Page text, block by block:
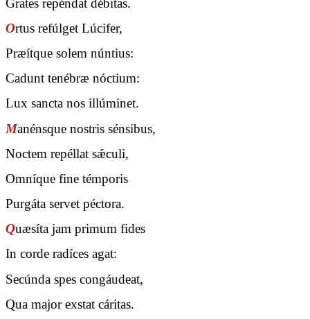
Ortus refúlget Lúcifer,
Præítque solem núntius:
Cadunt tenébræ nóctium:
Lux sancta nos illúminet.
Manénsque nostris sénsibus,
Noctem repéllat sǽculi,
Omníque fine témporis
Purgáta servet péctora.
Quæsíta jam primum fides
In corde radíces agat:
Secúnda spes congáudeat,
Qua major exstat cáritas.